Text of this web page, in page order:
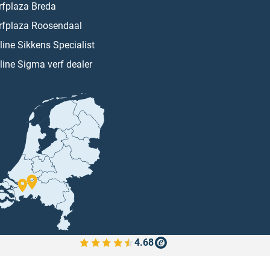
Breda
Roosendaal
Sikkens Specialist
Sigma verf dealer
4.68
Bekijk de verfplaza beoordelingen